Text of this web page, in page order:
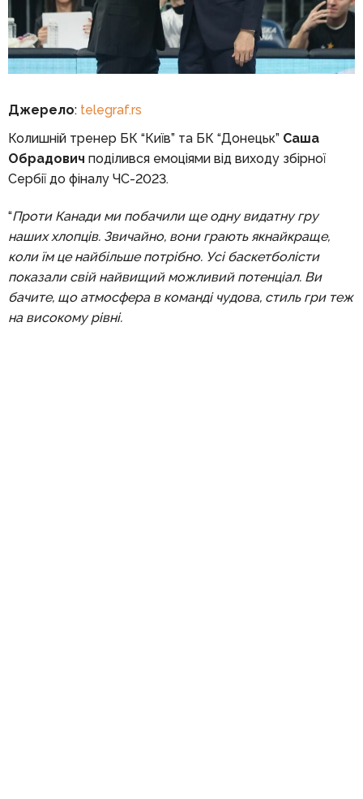
Джерело: telegraf.rs
Колишній тренер БК “Київ” та БК “Донецьк” Саша
Обрадович поділився емоціями від виходу збірної
Сербії до фіналу ЧС-2023.
“Проти Канади ми побачили ще одну видатну гру
наших хлопців. Звичайно, вони грають якнайкраще,
коли їм це найбільше потрібно. Усі баскетболісти
показали свій найвищий можливий потенціал. Ви
бачите, що атмосфера в команді чудова, стиль гри теж
на високому рівні.